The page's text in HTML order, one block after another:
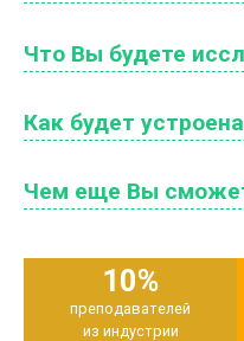
Что Вы будете
Как будет
Чем еще Вы
10%
преподавателей
из индустрии